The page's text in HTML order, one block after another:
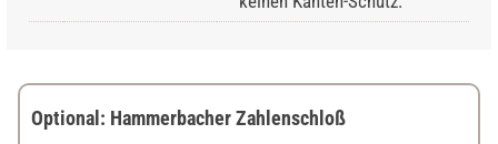
Optional: Hammerbacher Zahlenschloß